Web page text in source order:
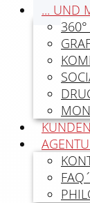
... UND